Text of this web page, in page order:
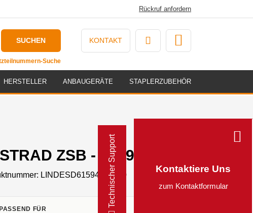
Rückruf anfordern
Technischer Support Kontaktiere Uns
zum Kontaktformular
SUCHEN
Suche
KONTAKT
HERSTELLER ANBAUGERÄTE STAPLERZUBEHÖR
ZSB - 61594505400
LINDESD61594505400
PASSEND FÜR